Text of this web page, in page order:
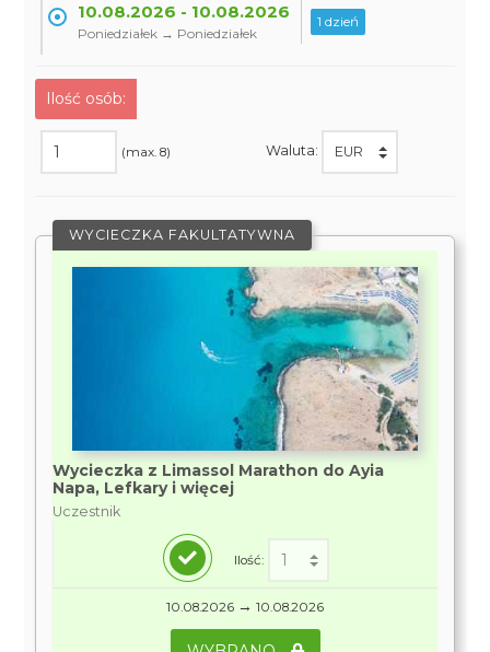
10.08.2026 - 10.08.2026
Poniedziałek → Poniedziałek
1 dzień
Ilość osób:
(max. 8) Waluta:
WYCIECZKA FAKULTATYWNA
Wycieczka z Limassol Marathon do Ayia
Napa, Lefkary i więcej
Uczestnik
Ilość:
10.08.2026 → 10.08.2026